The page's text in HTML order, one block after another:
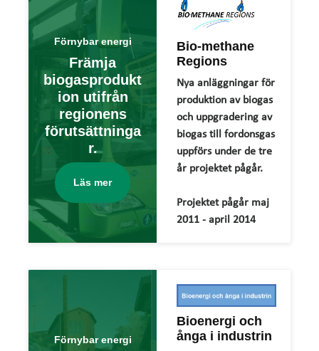
Förnybar energi
Främja
biogasprodukt
ion utifrån
regionens
förutsättninga
r.
Läs mer
Bio-methane
Regions
Nya anläggningar för
produktion av biogas
och uppgradering av
biogas till fordonsgas
uppförs under de tre
år projektet pågår.
Projektet pågår maj
2011 - april 2014
Förnybar energi
Bioenergi och
ånga i industrin